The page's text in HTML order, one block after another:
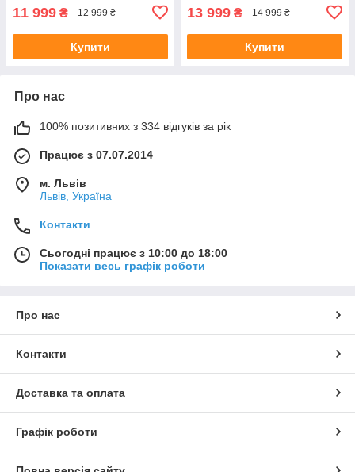
11 999 ₴ 12 999 ₴
Купити
13 999 ₴ 14 999 ₴
Купити
Про нас
100% позитивних з 334 відгуків за рік
Працює з 07.07.2014
м. Львів
Львів, Україна
Контакти
Сьогодні працює з 10:00 до 18:00
Показати весь графік роботи
Про нас
Контакти
Доставка та оплата
Графік роботи